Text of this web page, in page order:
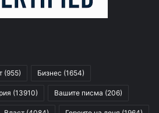
(955) Бизнес (1654)
(13910) Вашите писма (206)